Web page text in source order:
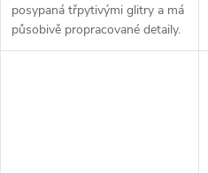
posypaná třpytivými glitry a má
působivě propracované detaily.
Do domova vnáší klid a